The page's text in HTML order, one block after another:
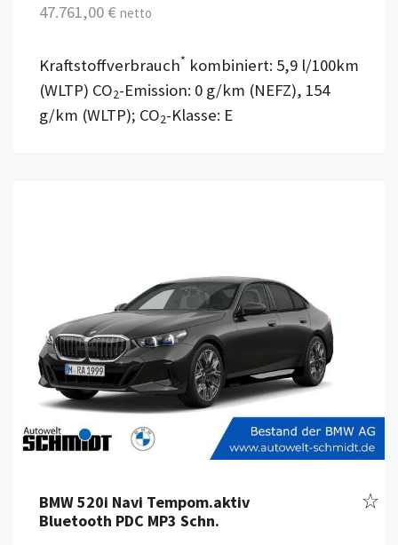
47.761,00 € netto
Kraftstoffverbrauch* kombiniert: 5,9 l/100km
(WLTP) CO2-Emission: 0 g/km (NEFZ), 154
g/km (WLTP); CO2-Klasse: E
BMW 520i Navi Tempom.aktiv
Bluetooth PDC MP3 Schn.